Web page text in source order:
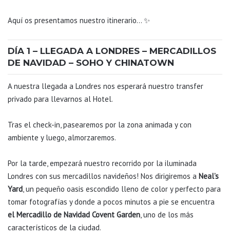
Aquí os presentamos nuestro itinerario… ✨
DÍA 1 – LLEGADA A LONDRES – MERCADILLOS
DE NAVIDAD – SOHO Y CHINATOWN
A nuestra llegada a Londres nos esperará nuestro transfer
privado para llevarnos al Hotel.
Tras el check-in, pasearemos por la zona animada y con
ambiente y luego, almorzaremos.
Por la tarde, empezará nuestro recorrido por la iluminada
Londres con sus mercadillos navideños! Nos dirigiremos a Neal’s
Yard, un pequeño oasis escondido lleno de color y perfecto para
tomar fotografías y donde a pocos minutos a pie se encuentra
el Mercadillo de Navidad Covent Garden, uno de los más
característicos de la ciudad.